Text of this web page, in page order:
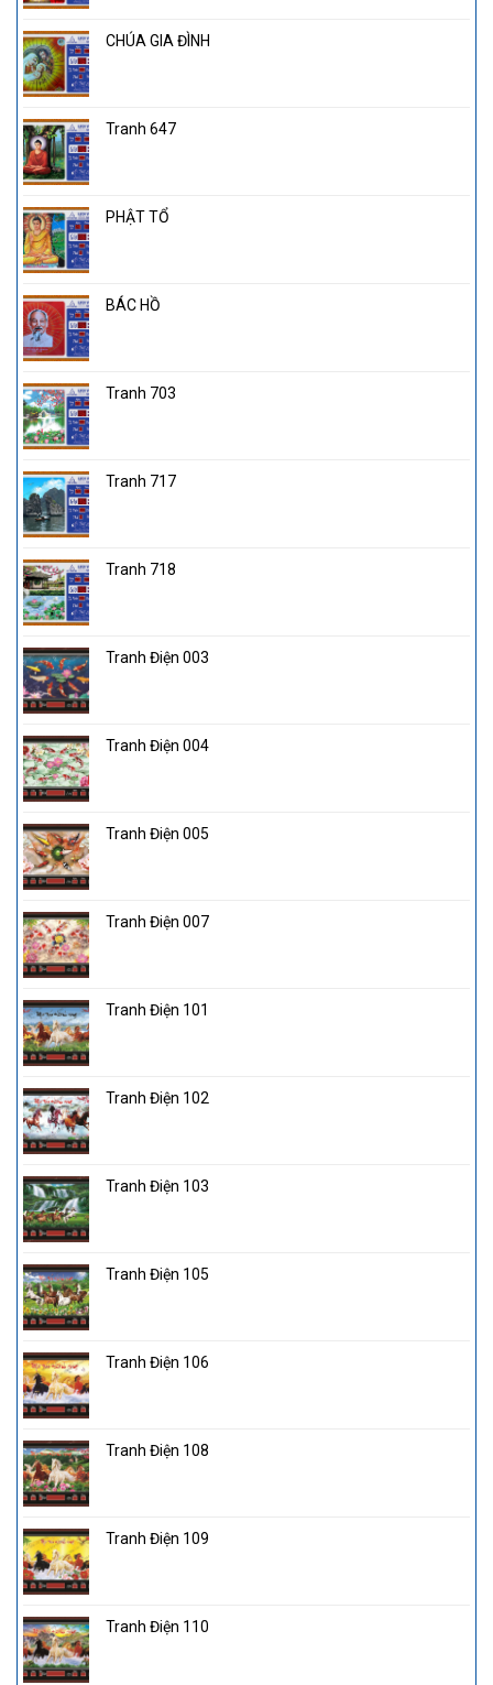
CHÚA GIA ĐÌNH
Tranh 647
PHẬT TỔ
BÁC HỒ
Tranh 703
Tranh 717
Tranh 718
Tranh Điện 003
Tranh Điện 004
Tranh Điện 005
Tranh Điện 007
Tranh Điện 101
Tranh Điện 102
Tranh Điện 103
Tranh Điện 105
Tranh Điện 106
Tranh Điện 108
Tranh Điện 109
Tranh Điện 110